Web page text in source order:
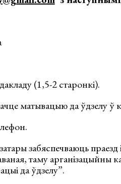
(1,5-2 старонкі).
матывацыю да ўдзелу
забяспечваюць
таму арганізацыйны
да ўдзелу”.